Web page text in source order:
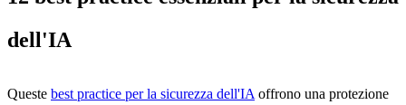
dell'IA
Queste best practice per la sicurezza dell'IA offrono una protezione